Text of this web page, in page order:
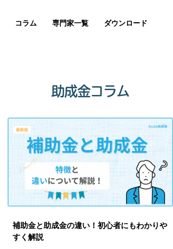
コラム 専門家一覧 ダウンロード
助成金コラム
補助金と助成金の違い！初心者にもわかりや
すく解説